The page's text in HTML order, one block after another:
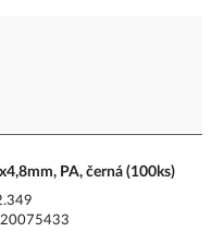
PA, černá (100ks)